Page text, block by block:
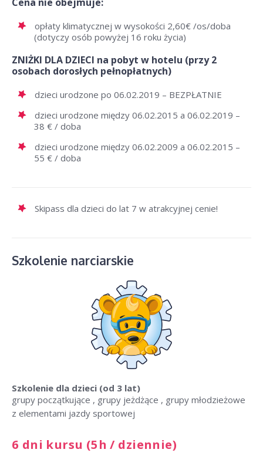
opłaty klimatycznej w wysokości 2,60€ /os/doba
(dotyczy osób powyżej 16 roku życia)
ZNIŻKI DLA DZIECI na pobyt w hotelu (przy 2
osobach dorosłych pełnopłatnych)
dzieci urodzone po 06.02.2019 – BEZPŁATNIE
dzieci urodzone między 06.02.2015 a 06.02.2019 –
38 € / doba
dzieci urodzone między 06.02.2009 a 06.02.2015 –
55 € / doba
Skipass dla dzieci do lat 7 w atrakcyjnej cenie!
Szkolenie narciarskie
Szkolenie dla dzieci (od 3 lat)
grupy początkujące , grupy jeżdżące , grupy młodzieżowe
z elementami jazdy sportowej
6 dni kursu (5h / dziennie)